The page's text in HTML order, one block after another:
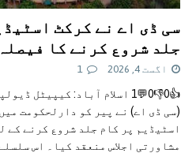
سی ڈی اے نے کرکٹ
جلد شروع کرنے کا
اگست 4, 2026 1
👍0👎0💬1 اسلام آباد: کیپیٹل
(سی ڈی اے) نے پیر کو دارلحکومت
اسٹیڈیم پر کام جلد شروع کرنے کے
مشاورتی اجلاس منعقد کیا۔ اس